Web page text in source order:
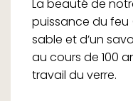
La beauté de
puissance du feu
sable et d’un
au cours de 100
travail du verre.